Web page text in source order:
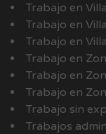
Trabajo en
Trabajo en
Trabajo en
Trabajo en
Trabajo en
Trabajo en
Trabajo sin
Trabajos